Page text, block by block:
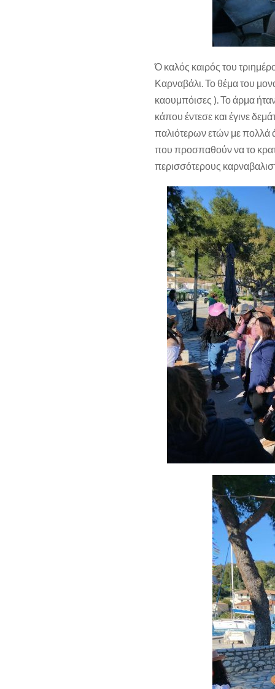
Ό καλός καιρός του
Καρναβάλι. Το θέμα του
καουμπόισες ). Το άρμα
κάπου έντεσε και έγινε
παλιότερων ετών με πολλά
που προσπαθούν να το
περισσότερους